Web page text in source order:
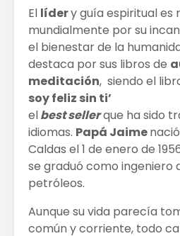
El lídery guía espiritual es
mundialmente por su
el bienestar de la
destaca por sus libros de
meditación, siendo el
soy feliz sin ti’
elbest sellerque ha sido
idiomas. Papá Jaime
Caldas el 1 de enero de
se graduó como ingeniero
petróleos.
Aunque su vida parecía
común y corriente, todo
dólares
Las
De Cabello Vs.
Cabello
¿QUÉ ES
ECONOMÍA